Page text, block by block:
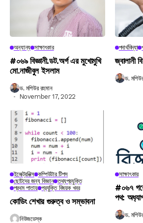
অন্যান্য সাক্ষাৎকার
#০৬৯ বিজ্ঞানী.ডট.অর্গ এর মুখোমুখি
মো.নাজীবুল ইসলাম
ড. মশিউর রহমান
November 17, 2022
পদার্থবিদ্যা
জ্বালানী
ড.
ইলেক্ট্রনিক্স কম্পিউটার টিপস
ছোটদের জন্য বিজ্ঞান তথ্যপ্রযুক্তি
প্রথম পাতায় প্রযুক্তি বিষয়ক খবর
কোডিং শেখার গুরুত্ব ও সম্ভাবনা
নিউজডেস্ক
সাক্ষাৎকার
#০৬৭
পথ:
ড.